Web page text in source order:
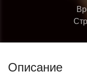
Описание